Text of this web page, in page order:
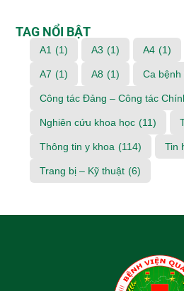
TAG NỔI BẬT
A1 (1) A3 (1) A4 (1)
A7 (1) A8 (1) Ca bệnh
Công tác Đảng – Công tác
Nghiên cứu khoa học (11)
Thông tin y khoa (114) Tin
Trang bị – Kỹ thuật (6)